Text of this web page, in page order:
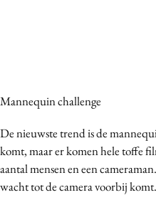
Mannequin challenge
De nieuwste trend is de
komt, maar er komen hele toffe
aantal mensen en een
wacht tot de camera voorbij